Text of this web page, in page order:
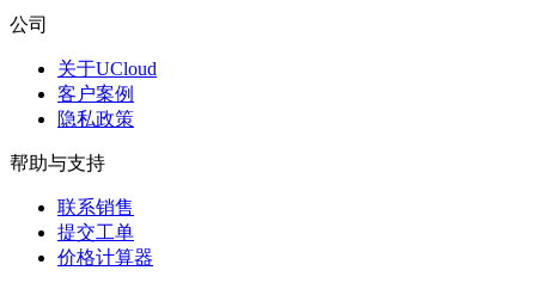
公司
关于UCloud
客户案例
隐私政策
帮助与支持
联系销售
提交工单
价格计算器